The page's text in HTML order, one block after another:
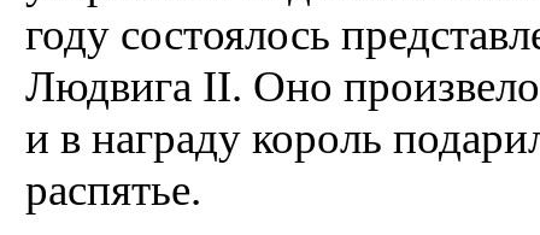
году состоялось
Людвига II. Оно произвело
и в награду король
распятье.